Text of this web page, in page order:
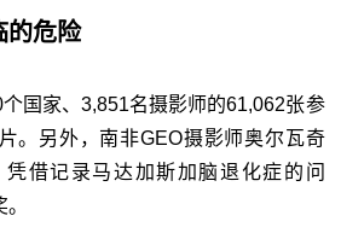
的危险
国家、3,851名摄影师的61,062张参
。另外，南非GEO摄影师奥尔瓦奇
凭借记录马达加斯加脑退化症的问